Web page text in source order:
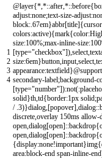
1
2
3
4
@layer{* *::after *::before{
adjust:none;text-size-adjust:
block: 67em}abbr[title]{cursor
colors:active){mark{color:
size:100%;max-inline-size:100
[type="checkbox"]) select
size:6em}button input select
appearance:textfield}@
secondary-label;background-
[type="number"]):not(:
solid}th td{border:1px solid;
/ 3)}dialog [popover] dialog::
discrete overlay 150ms allow-
open dialog[open]::backdrop{
open dialog[open]::backdrop{
{display:none!important}img{
area:block-end span-inline-end